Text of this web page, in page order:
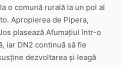
o comună rurală la un pol al
Apropierea de Pipera,
plasează Afumațiul într-o
iar DN2 continuă să fie
dezvoltarea și leagă